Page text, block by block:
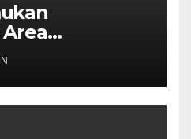
Polisi
Ada Tanda